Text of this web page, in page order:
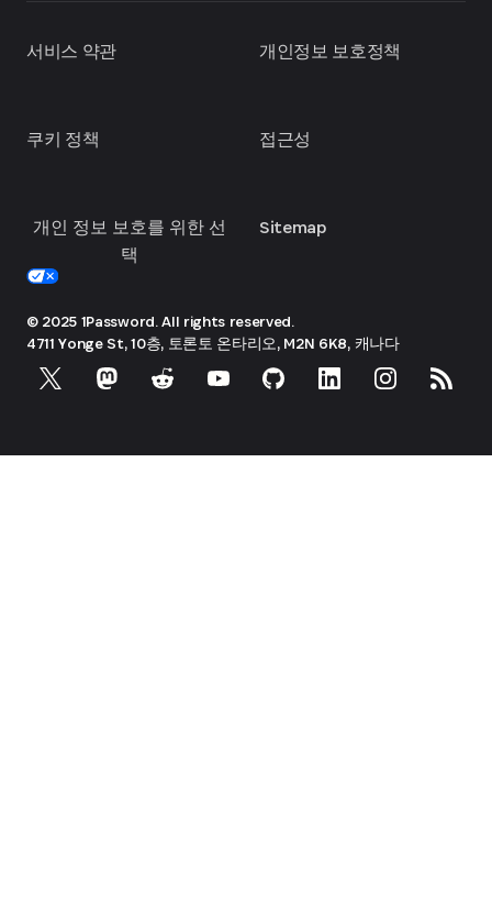
서비스 약관
쿠키 정책
개인 정보 보호를 위한 선
택
개인정보 보호정책
접근성
Sitemap
© 2025 1Password. All rights reserved.
4711 Yonge St, 10층, 토론토 온타리오, M2N 6K8, 캐나다